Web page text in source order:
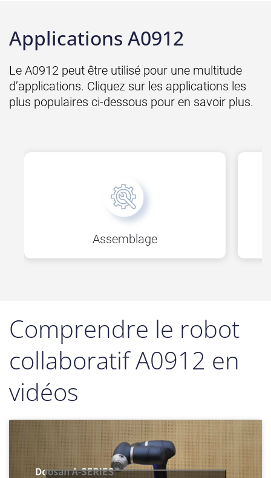
Applications A0912
Le A0912 peut être utilisé pour une multitude
d’applications. Cliquez sur les applications les
plus populaires ci-dessous pour en savoir plus.
Assemblage
Comprendre le robot
collaboratif A0912 en
vidéos